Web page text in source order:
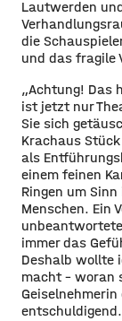
Lautwerden
die
und das fragile
„Achtung! Das
ist jetzt nur
Sie sich
Krachaus Stück
als
einem feinen
Ringen um
Menschen. Ein
immer das
Deshalb wollte
macht – woran
entschuldigend.